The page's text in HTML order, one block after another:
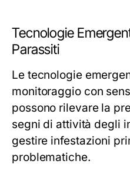
Tecnologie
Parassiti
Le tecnologie
monitoraggio con
possono rilevare la
segni di attività degli
gestire infestazioni
problematiche.